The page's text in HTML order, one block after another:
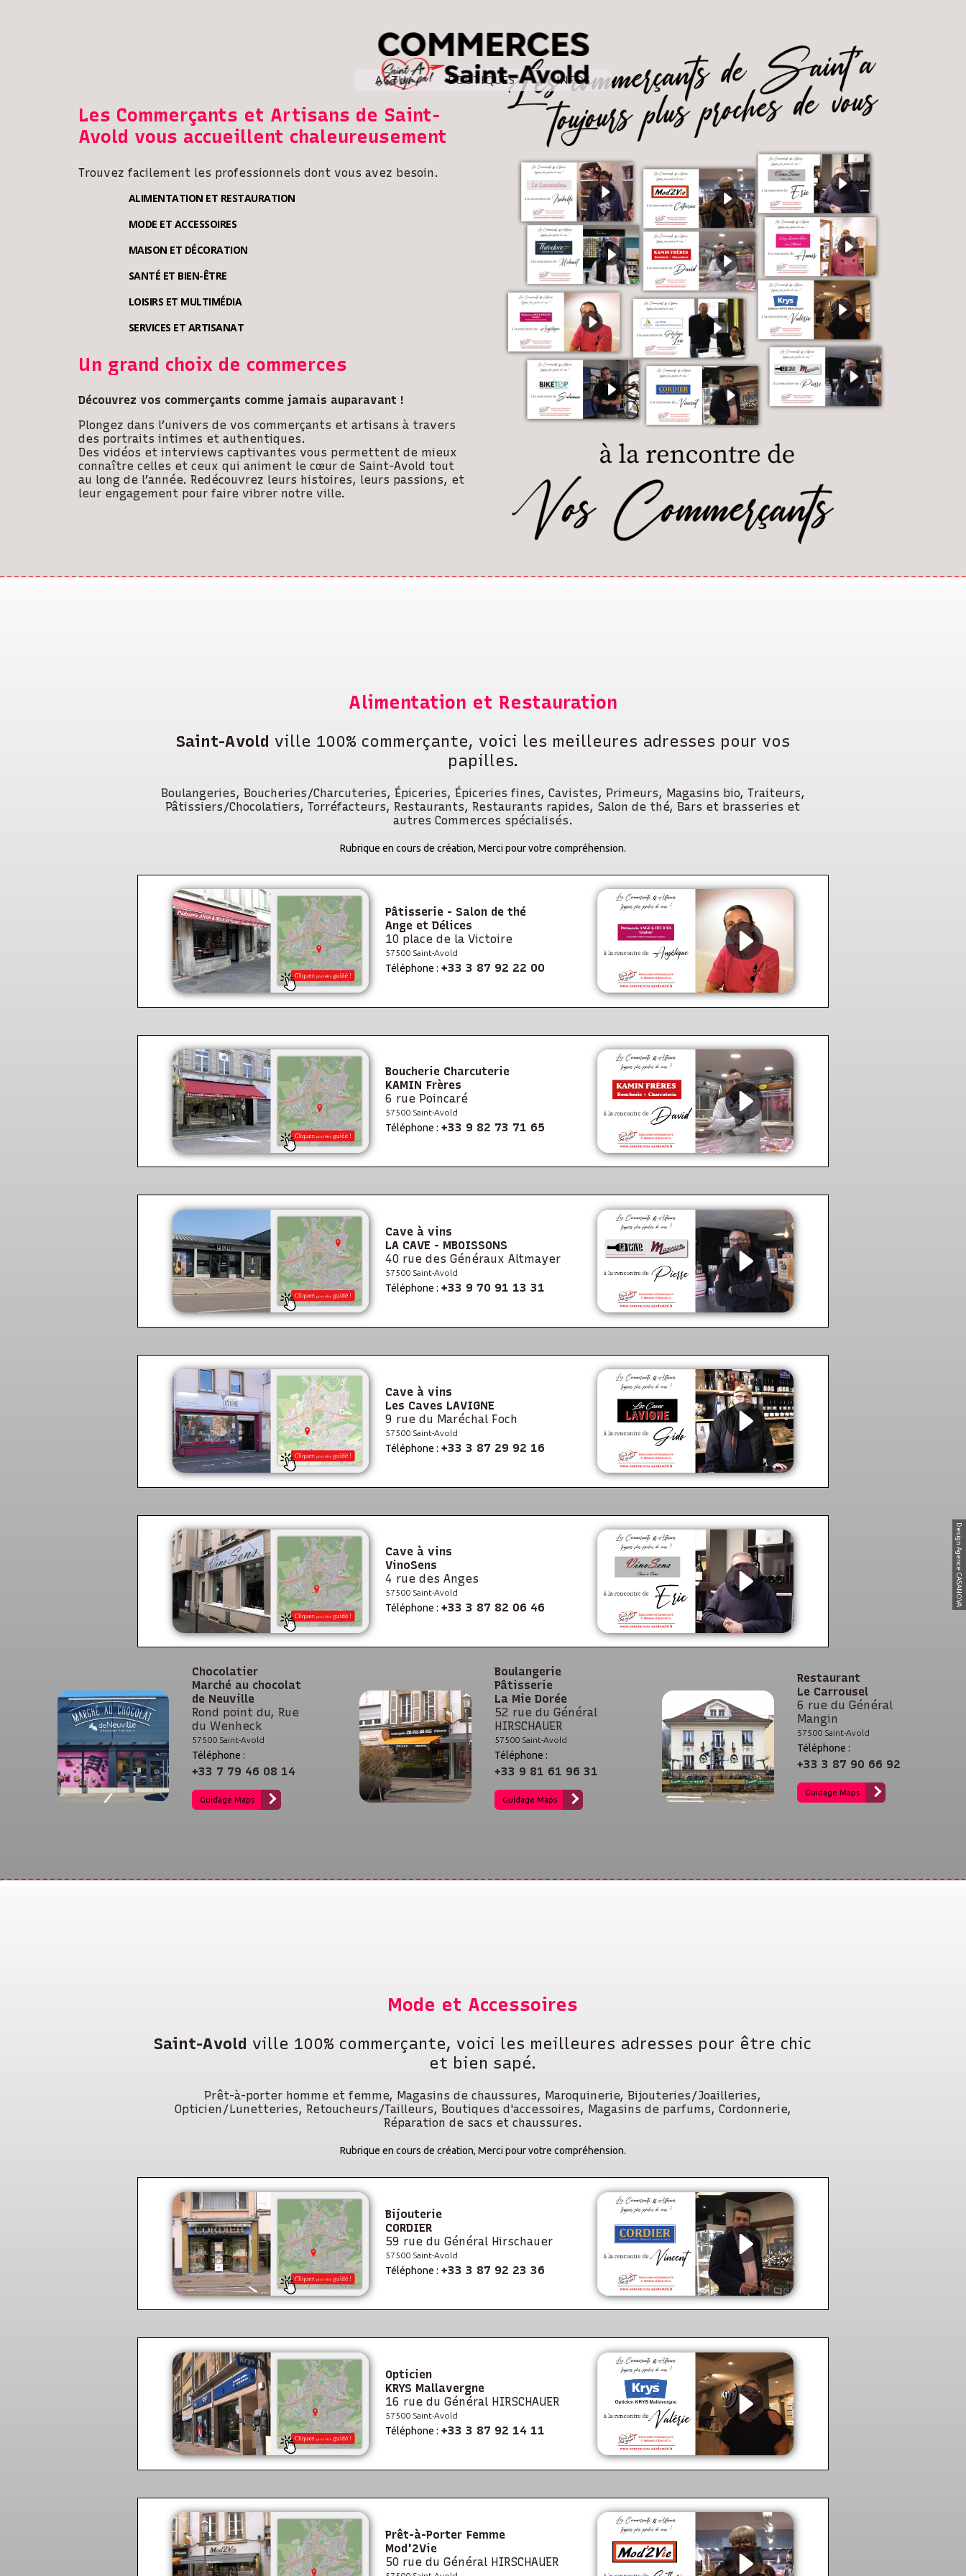
ACTU BOUTIQUES INFOS
Design Agence CASANOVA
Les Commerçants et Artisans de Saint-
Avold vous accueillent chaleureusement
Trouvez facilement les professionnels dont vous avez besoin.
ALIMENTATION ET RESTAURATION
MODE ET ACCESSOIRES
MAISON ET DÉCORATION
SANTÉ ET BIEN-ÊTRE
LOISIRS ET MULTIMÉDIA
SERVICES ET ARTISANAT
Un grand choix de commerces
Découvrez vos commerçants comme jamais auparavant !
Plongez dans l’univers de vos commerçants et artisans à travers
des portraits intimes et authentiques.
Des vidéos et interviews captivantes vous permettent de mieux
connaître celles et ceux qui animent le cœur de Saint-Avold tout
au long de l’année. Redécouvrez leurs histoires, leurs passions, et
leur engagement pour faire vibrer notre ville.
Alimentation et Restauration
Saint-Avold ville 100% commerçante, voici les meilleures adresses pour vos
papilles.
Boulangeries, Boucheries/Charcuteries, Épiceries, Épiceries fines, Cavistes, Primeurs, Magasins bio, Traiteurs,
Pâtissiers/Chocolatiers, Torréfacteurs, Restaurants, Restaurants rapides, Salon de thé, Bars et brasseries et
autres Commerces spécialisés.
Rubrique en cours de création, Merci pour votre compréhension.
Pâtisserie - Salon de thé
Ange et Délices
10 place de la Victoire
57500 Saint-Avold
Téléphone : +33 3 87 92 22 00
Boucherie Charcuterie
KAMIN Frères
6 rue Poincaré
57500 Saint-Avold
Téléphone : +33 9 82 73 71 65
Cave à vins
LA CAVE - MBOISSONS
40 rue des Généraux Altmayer
57500 Saint-Avold
Téléphone : +33 9 70 91 13 31
Cave à vins
Les Caves LAVIGNE
9 rue du Maréchal Foch
57500 Saint-Avold
Téléphone : +33 3 87 29 92 16
Cave à vins
VinoSens
4 rue des Anges
57500 Saint-Avold
Téléphone : +33 3 87 82 06 46
Chocolatier
Marché au chocolat
de Neuville
Rond point du, Rue
du Wenheck
57500 Saint-Avold
Téléphone :
+33 7 79 46 08 14
Guidage Maps
Boulangerie
Pâtisserie
La Mie Dorée
52 rue du Général
HIRSCHAUER
57500 Saint-Avold
Téléphone :
+33 9 81 61 96 31
Guidage Maps
Restaurant
Le Carrousel
6 rue du Général
Mangin
57500 Saint-Avold
Téléphone :
+33 3 87 90 66 92
Guidage Maps
Mode et Accessoires
Saint-Avold ville 100% commerçante, voici les meilleures adresses pour être chic
et bien sapé.
Prêt-à-porter homme et femme, Magasins de chaussures, Maroquinerie, Bijouteries/Joailleries,
Opticien/Lunetteries, Retoucheurs/Tailleurs, Boutiques d'accessoires, Magasins de parfums, Cordonnerie,
Réparation de sacs et chaussures.
Rubrique en cours de création, Merci pour votre compréhension.
Bijouterie
CORDIER
59 rue du Général Hirschauer
57500 Saint-Avold
Téléphone : +33 3 87 92 23 36
Opticien
KRYS Mallavergne
16 rue du Général HIRSCHAUER
57500 Saint-Avold
Téléphone : +33 3 87 92 14 11
Prêt-à-Porter Femme
Mod'2Vie
50 rue du Général HIRSCHAUER